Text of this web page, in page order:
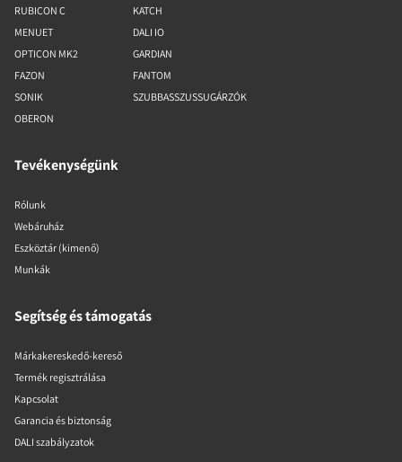
RUBICON C
MENUET
OPTICON MK2
FAZON
SONIK
OBERON
KATCH
DALI IO
GARDIAN
FANTOM
SZUBBASSZUSSUGÁRZÓK
Tevékenységünk
Rólunk
Webáruház
Eszköztár (kimenő)
Munkák
Segítség és támogatás
Márkakereskedő-kereső
Termék regisztrálása
Kapcsolat
Garancia és biztonság
DALI szabályzatok